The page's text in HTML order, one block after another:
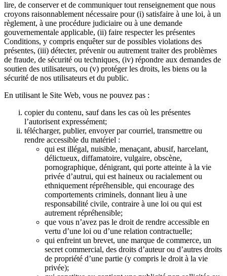
lire, de conserver et de communiquer tout renseignement que nous
croyons raisonnablement nécessaire pour (i) satisfaire à une loi, à un
règlement, à une procédure judiciaire ou à une demande
gouvernementale applicable, (ii) faire respecter les présentes
Conditions, y compris enquêter sur de possibles violations des
présentes, (iii) détecter, prévenir ou autrement traiter des problèmes
de fraude, de sécurité ou techniques, (iv) répondre aux demandes de
soutien des utilisateurs, ou (v) protéger les droits, les biens ou la
sécurité de nos utilisateurs et du public.
En utilisant le Site Web, vous ne pouvez pas :
copier du contenu, sauf dans les cas où les présentes
l’autorisent expressément;
télécharger, publier, envoyer par courriel, transmettre ou
rendre accessible du matériel :
qui est illégal, nuisible, menaçant, abusif, harcelant,
délictueux, diffamatoire, vulgaire, obscène,
pornographique, dénigrant, qui porte atteinte à la vie
privée d’autrui, qui est haineux ou racialement ou
ethniquement répréhensible, qui encourage des
comportements criminels, donnant lieu à une
responsabilité civile, contraire à une loi ou qui est
autrement répréhensible;
que vous n’avez pas le droit de rendre accessible en
vertu d’une loi ou d’une relation contractuelle;
qui enfreint un brevet, une marque de commerce, un
secret commercial, des droits d’auteur ou d’autres droits
de propriété d’une partie (y compris le droit à la vie
privée);